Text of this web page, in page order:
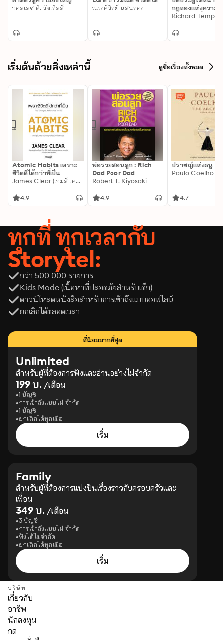
วอลเลซ ดี. วัตเทิลส์
ณรงค์วิทย์ แสนทอง
กฎทองแห่งความส
ของชีวิต เพื่อควา
เริ่มต้นด้วยสิ่งเหล่านี้ ดูชื่อเรื่องทั้งหมด
Atomic Habits เพราะ
ชีวิตดีได้กว่าที่เป็น
James Clear (เจมส์ เคลียร์)
4.9
พ่อรวยสอนลูก : Rich
Dad Poor Dad
Robert T. Kiyosaki
4.9
ปราชญ์แห่งธนู
Paulo Coelho
4.7
ทุกที่ ทุกเวลากับ
Storytel:
กว่า 500 000 รายการ
Kids Mode (เนื้อหาที่ปลอดภัยสำหรับเด็ก)
ดาวน์โหลดหนังสือสำหรับการเข้าถึงแบบออฟไลน์
ยกเลิกได้ตลอดเวลา
ที่นิยมมากที่สุด
Unlimited
สำหรับผู้ที่ต้องการฟังและอ่านอย่างไม่จำกัด
199 บ. /เดือน
1 บัญชี
การเข้าถึงแบบไม่ จำกัด
1 บัญชี
ยกเลิกได้ทุกเมื่อ
เริ่ม
Family
สำหรับผู้ที่ต้องการแบ่งปันเรื่องราวกับครอบครัวและ
เพื่อน
349 บ. /เดือน
3 บัญชี
การเข้าถึงแบบไม่ จำกัด
ฟังได้ไม่จำกัด
ยกเลิกได้ทุกเมื่อ
เริ่ม
บริษัท
เกี่ยวกับ
อาชีพ
นักลงทุน
กด